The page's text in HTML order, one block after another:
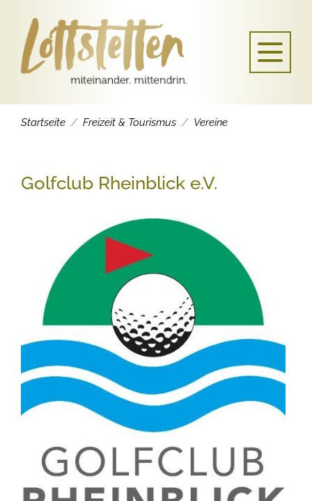
Startseite Freizeit & Tourismus Vereine
Golfclub Rheinblick e.V.